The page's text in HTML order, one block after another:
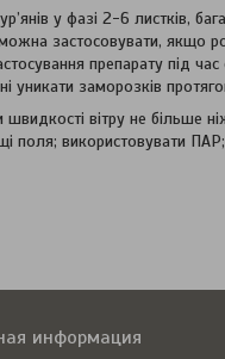
у фазі 2-6 листків,
застосовувати, якщо
препарату під час
уникати заморозків
вітру не більше
поля; використовувати
информация